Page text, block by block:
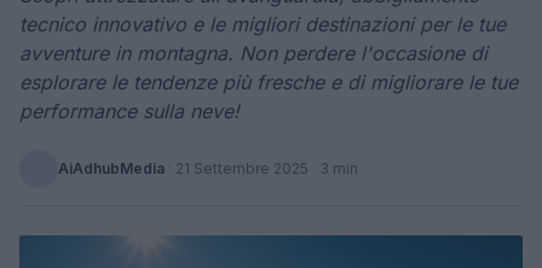
tecnico innovativo e le migliori destinazioni per le tue
avventure in montagna. Non perdere l'occasione di
esplorare le tendenze più fresche e di migliorare le tue
performance sulla neve!
AiAdhubMedia · 21 Settembre 2025 · 3 min